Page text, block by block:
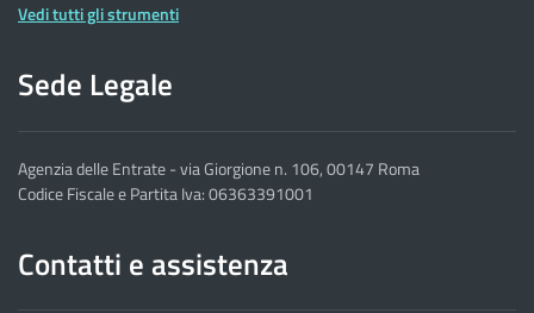
Vedi tutti gli strumenti
Sede Legale
Agenzia delle Entrate - via Giorgione n. 106, 00147 Roma
Codice Fiscale e Partita Iva: 06363391001
Contatti e assistenza